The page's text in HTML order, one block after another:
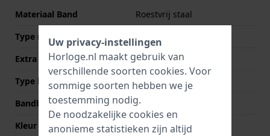
Materiaal Band
Roestvrij staal
Type materiaal
Extra info
Stainless Steel Bracelet
Type band
Schakelband
Bandbreedte
20 mm
Kleur Band
Zilver
Uw privacy-instellingen
Horloge.nl maakt gebruik van
verschillende soorten cookies. Voor
sommige soorten hebben we je
toestemming nodig.
De noodzakelijke cookies en
anonieme statistieken zijn altijd